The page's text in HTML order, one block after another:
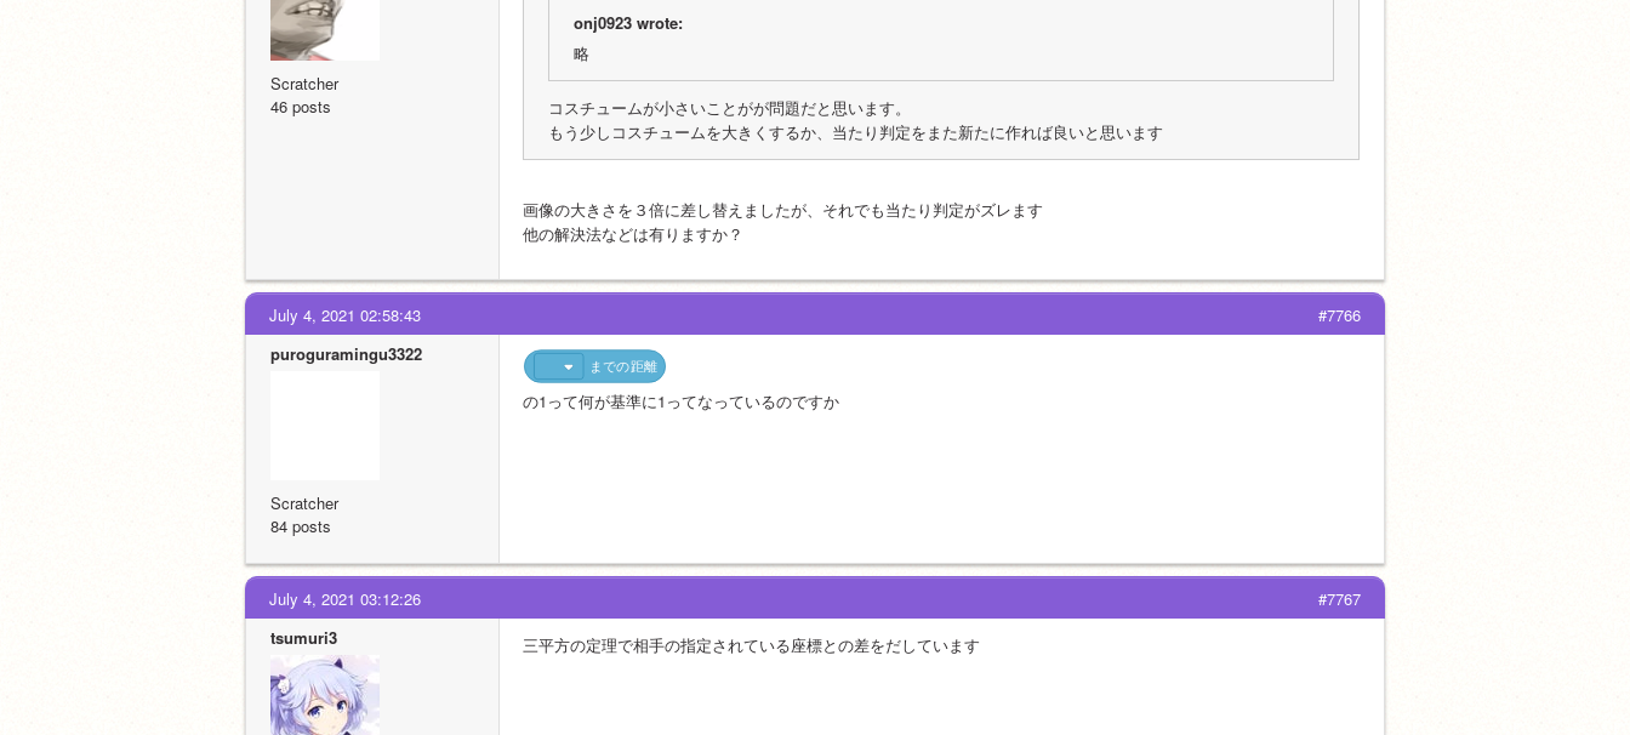
Scratcher
46 posts
onj0923 wrote:
略
コスチュームが小さいことがが問題だと思います。
もう少しコスチュームを大きくするか、当たり判定をまた新たに作れば良いと思います
画像の大きさを３倍に差し替えましたが、それでも当たり判定がズレます
他の解決法などは有りますか？
#7766
July 4, 2021 02:58:43
puroguramingu3322
Scratcher
84 posts
までの距離
の1って何が基準に1ってなっているのですか
#7767
July 4, 2021 03:12:26
tsumuri3
三平方の定理で相手の指定されている座標との差をだしています